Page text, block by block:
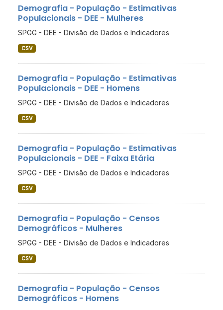
Demografia - População - Estimativas
Populacionais - DEE - Mulheres
SPGG - DEE - Divisão de Dados e Indicadores
CSV
Demografia - População - Estimativas
Populacionais - DEE - Homens
SPGG - DEE - Divisão de Dados e Indicadores
CSV
Demografia - População - Estimativas
Populacionais - DEE - Faixa Etária
SPGG - DEE - Divisão de Dados e Indicadores
CSV
Demografia - População - Censos
Demográficos - Mulheres
SPGG - DEE - Divisão de Dados e Indicadores
CSV
Demografia - População - Censos
Demográficos - Homens